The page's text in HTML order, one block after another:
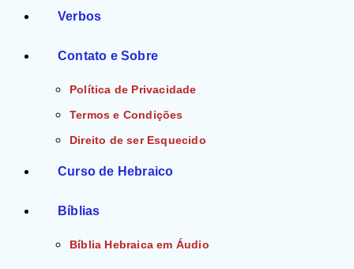
Verbos
Contato e Sobre
Política de Privacidade
Termos e Condições
Direito de ser Esquecido
Curso de Hebraico
Bíblias
Bíblia Hebraica em Áudio